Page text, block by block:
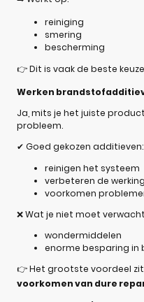
reiniging
smering
bescherming
👉 Dit is vaak de beste
Werken
Ja, mits je het juiste
probleem.
✔ Goed gekozen additieven:
reinigen het systeem
verbeteren de werking
voorkomen
❌ Wat je niet moet
wondermiddelen
enorme besparing
👉 Het grootste voordeel
voorkomen van dure